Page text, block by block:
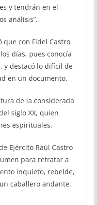
y tendrán en el
análisis”.
que con Fidel Castro
días, pues conocía
y destacó lo difícil de
en un documento.
de la considerada
siglo XX, quien
espirituales.
Ejército Raúl Castro
para retratar a
inquieto, rebelde,
caballero andante,